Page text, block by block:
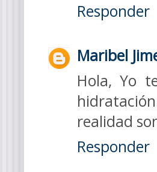
Responder
Maribel
Hola, Yo
realidad
Responder